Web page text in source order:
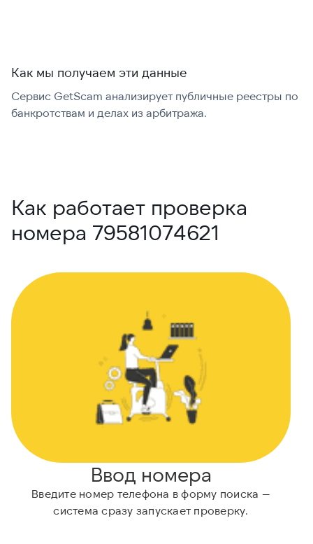
Как мы получаем эти данные
Сервис GetScam анализирует публичные реестры по
банкротствам и делах из арбитража.
Как работает проверка
номера 79581074621
Ввод номера
Введите номер телефона в форму поиска —
система сразу запускает проверку.